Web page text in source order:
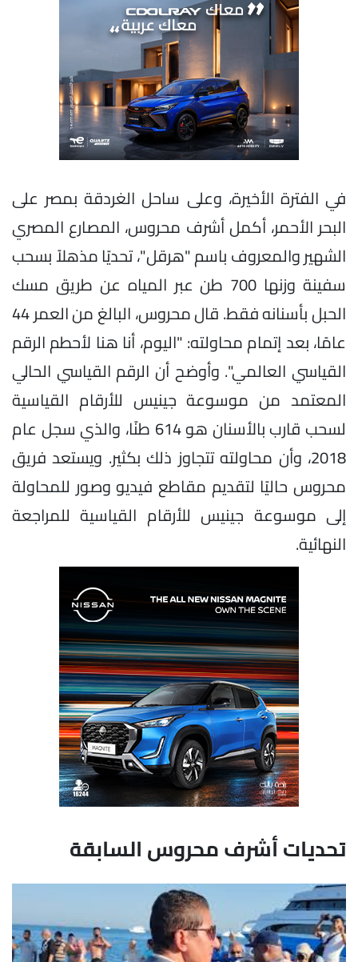
في الفترة الأخيرة، وعلى ساحل الغردقة بمصر على
البحر الأحمر، أكمل أشرف محروس، المصارع المصري
الشهير والمعروف باسم "هرقل"، تحديًا مذهلاً بسحب
سفينة وزنها 700 طن عبر المياه عن طريق مسك
الحبل بأسنانه فقط. قال محروس، البالغ من العمر 44
عامًا، بعد إتمام محاولته: "اليوم، أنا هنا لأحطم الرقم
القياسي العالمي". وأوضح أن الرقم القياسي الحالي
المعتمد من موسوعة جينيس للأرقام القياسية
لسحب قارب بالأسنان هو 614 طنًا، والذي سجل عام
2018، وأن محاولته تتجاوز ذلك بكثير. ويستعد فريق
محروس حاليًا لتقديم مقاطع فيديو وصور للمحاولة
إلى موسوعة جينيس للأرقام القياسية للمراجعة
النهائية.
تحديات أشرف محروس السابقة